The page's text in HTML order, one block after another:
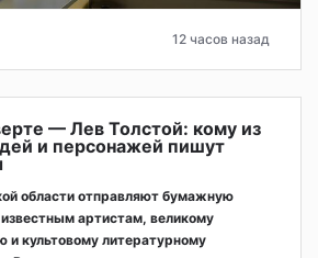
12 часов назад
— Лев Толстой: кому из
и персонажей пишут
области отправляют бумажную
артистам, великому
и культовому литературному